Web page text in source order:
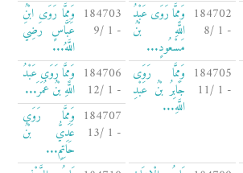
184702
- 1 /8
وَمِمَّا رَوَى عَبْدُ
اللَّهِ بْنُ
مَسْعُودٍ...
184703
- 1 /9
وَمِمَّا رَوَى ابْنُ
عَبَّاسٍ رَضِيَ
اللَّهُ...
184705
- 1 /11
وَمِمَّا رَوَى
جَابِرُ بْنُ عَبْدِ
اللَّهِ...
184706
- 1 /12
وَمِمَّا رَوَى عَبْدُ
اللَّهِ بْنُ عُمَرَ...
184707
- 1 /13
وَمِمَّا رَوَى
عَدِيُّ بْنُ
حَاتِمٍ...